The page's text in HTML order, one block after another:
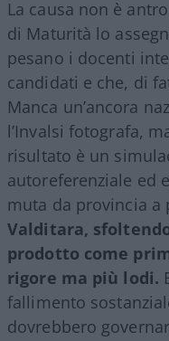
La causa non è
di Maturità lo
pesano i docenti
candidati e che, di
Manca un’ancora
l’Invalsi fotografa,
risultato è un
autoreferenziale ed
muta da provincia a
Valditara,
prodotto come
rigore ma più lodi.
fallimento
dovrebbero